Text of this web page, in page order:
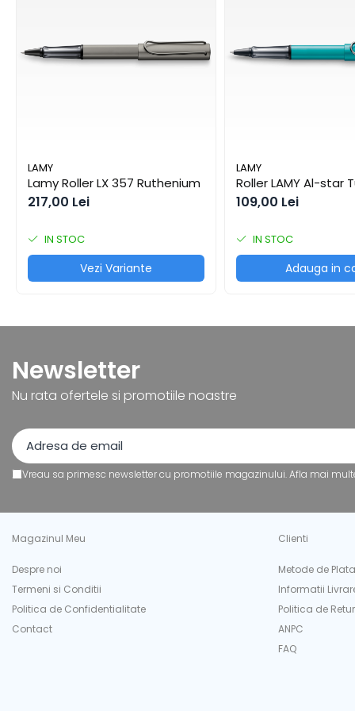
Perforatoare
Etichete Autocolante
Hârtie
Hârtie Foto
Notes Adeziv
Plicuri
Role Casă de Marcat
Tipizate
Stilouri
Rollere
Creioane Grafice
Rezerve Pixuri / Cerneală
Radiere
Creioane Mecanice / Mine
Linere
Penițe
Organizare și Arhivare
Depozitare
Se recomandă păstrarea la temperaturi între 4° și 30°C.
LAMY
Lamy Roller LX 357 Ruthenium
217,00 Lei
IN STOC
Vezi Variante
LAMY
Roller LAMY Al-star
109,00 Lei
IN STOC
Adauga in
Newsletter
Nu rata ofertele si promotiile noastre
Vreau sa primesc newsletter cu promotiile magazinului. Afla mai
Magazinul Meu
Despre noi
Termeni si Conditii
Politica de Confidentialitate
Contact
Clienti
Metode de Plata
Informatii
Politica de Retur
ANPC
FAQ